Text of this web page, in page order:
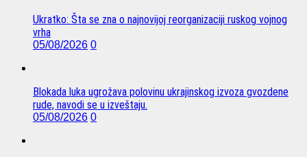
Ukratko: Šta se zna o najnovijoj reorganizaciji ruskog vojnog
vrha
05/08/2026 0
Blokada luka ugrožava polovinu ukrajinskog izvoza gvozdene
rude, navodi se u izveštaju.
05/08/2026 0